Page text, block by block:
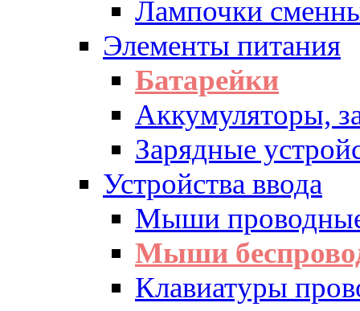
Лампочки
Элементы питания
Батарейки
Аккумуляторы,
Зарядные
Устройства ввода
Мыши
Мыши
Клавиатуры